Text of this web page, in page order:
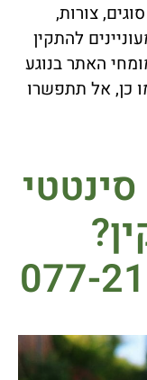
צורות,
להתקין
האתר בנוגע
כן, אל תתפשרו